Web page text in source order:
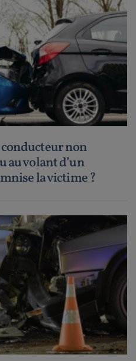
non
au volant d’un
la victime ?